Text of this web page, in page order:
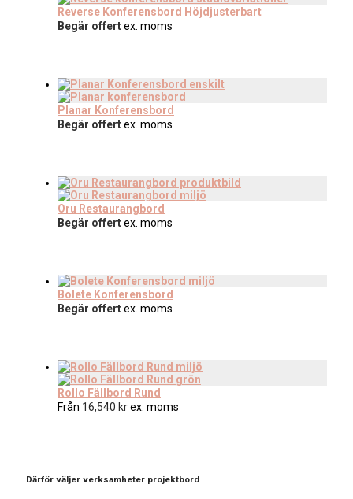
Reverse Konferensbord Höjdjusterbart
Begär offertex. moms
Planar Konferensbord
Begär offertex. moms
Oru Restaurangbord
Begär offertex. moms
Bolete Konferensbord
Begär offertex. moms
Rollo Fällbord Rund
Från 16,540 krex. moms
Därför väljer verksamheter projektbord